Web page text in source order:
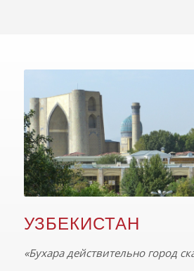
УЗБЕКИСТАН
«Бухара действительно город